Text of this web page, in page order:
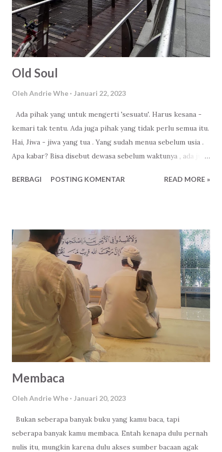
Old Soul
Oleh Andrie Whe Januari 22, 2023
Ada pihak yang untuk mengerti 'sesuatu'. Harus kesana -
kemari tak tentu. Ada juga pihak yang tidak perlu semua itu.
Hai, Jiwa - jiwa yang tua . Yang sudah menua sebelum usia .
Apa kabar? Bisa disebut dewasa sebelum waktunya , ada juga
memang dipaksa keadaan, ada juga yang memang sudah dari
oleh Yang Maha Pengatur . Jangan sampai melantur.
BERBAGI POSTING KOMENTAR READ MORE »
Membaca
Oleh Andrie Whe Januari 20, 2023
Bukan seberapa banyak buku yang kamu baca, tapi
seberapa banyak kamu membaca. Entah kenapa dulu pernah
nulis itu, mungkin karena dulu akses sumber bacaan agak